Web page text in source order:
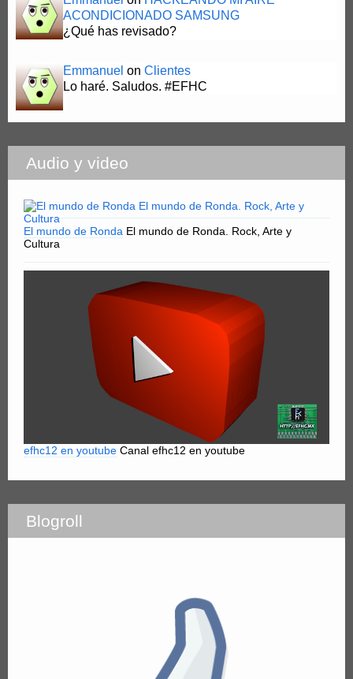
ACONDICIONADO SAMSUNG
¿Qué has revisado?
Emmanuel on Clientes
Lo haré. Saludos. #EFHC
Audio y video
El mundo de Ronda El mundo de Ronda. Rock, Arte y
Cultura
efhc12 en youtube Canal efhc12 en youtube
Blogroll